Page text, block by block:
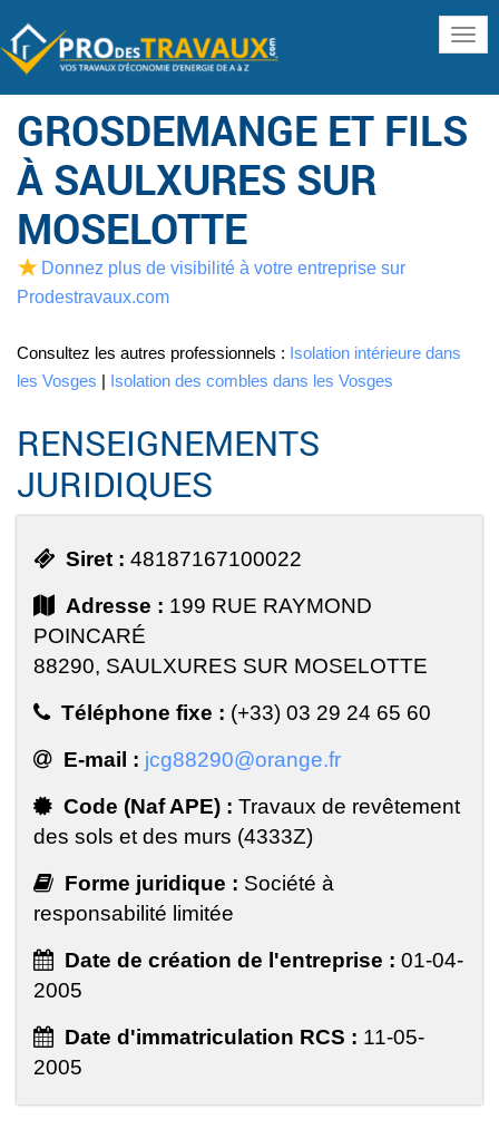
GROSDEMANGE ET FILS
À SAULXURES SUR
MOSELOTTE
Donnez plus de visibilité à votre entreprise sur
Prodestravaux.com
Consultez les autres professionnels : Isolation intérieure dans
les Vosges | Isolation des combles dans les Vosges
RENSEIGNEMENTS
JURIDIQUES
Siret : 48187167100022
Adresse : 199 RUE RAYMOND
POINCARÉ
88290, SAULXURES SUR MOSELOTTE
Téléphone fixe : (+33) 03 29 24 65 60
E-mail : jcg88290@orange.fr
Code (Naf APE) : Travaux de revêtement
des sols et des murs (4333Z)
Forme juridique : Société à
responsabilité limitée
Date de création de l'entreprise : 01-04-
2005
Date d'immatriculation RCS : 11-05-
2005